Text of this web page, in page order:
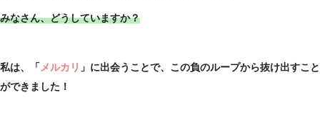
みなさん、どうしていますか？
私は、「 メルカリ 」に出会うことで、この負のループから抜け出すこと
ができました！